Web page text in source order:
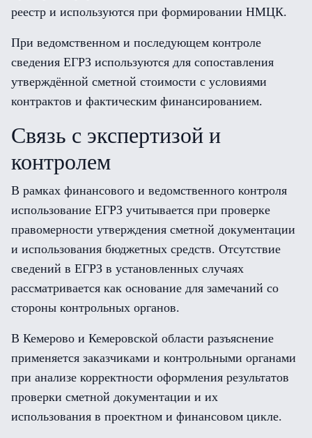
реестр и используются при формировании НМЦК.
При ведомственном и последующем контроле
сведения ЕГРЗ используются для сопоставления
утверждённой сметной стоимости с условиями
контрактов и фактическим финансированием.
Связь с экспертизой и
контролем
В рамках финансового и ведомственного контроля
использование ЕГРЗ учитывается при проверке
правомерности утверждения сметной документации
и использования бюджетных средств. Отсутствие
сведений в ЕГРЗ в установленных случаях
рассматривается как основание для замечаний со
стороны контрольных органов.
В Кемерово и Кемеровской области разъяснение
применяется заказчиками и контрольными органами
при анализе корректности оформления результатов
проверки сметной документации и их
использования в проектном и финансовом цикле.